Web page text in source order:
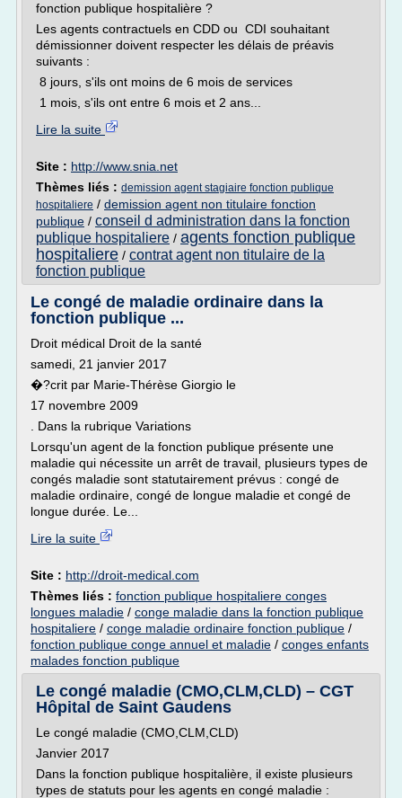
fonction publique hospitalière ?
Les agents contractuels en CDD ou CDI souhaitant
démissionner doivent respecter les délais de préavis
suivants :
8 jours, s'ils ont moins de 6 mois de services
1 mois, s'ils ont entre 6 mois et 2 ans...
Lire la suite
Site : http://www.snia.net
Thèmes liés : demission agent stagiaire fonction publique
hospitaliere / demission agent non titulaire fonction
publique / conseil d administration dans la fonction
publique hospitaliere / agents fonction publique
hospitaliere / contrat agent non titulaire de la
fonction publique
Le congé de maladie ordinaire dans la
fonction publique ...
Droit médical Droit de la santé
samedi, 21 janvier 2017
�?crit par Marie-Thérèse Giorgio le
17 novembre 2009
. Dans la rubrique Variations
Lorsqu'un agent de la fonction publique présente une
maladie qui nécessite un arrêt de travail, plusieurs types de
congés maladie sont statutairement prévus : congé de
maladie ordinaire, congé de longue maladie et congé de
longue durée. Le...
Lire la suite
Site : http://droit-medical.com
Thèmes liés : fonction publique hospitaliere conges
longues maladie / conge maladie dans la fonction publique
hospitaliere / conge maladie ordinaire fonction publique /
fonction publique conge annuel et maladie / conges enfants
malades fonction publique
Le congé maladie (CMO,CLM,CLD) – CGT
Hôpital de Saint Gaudens
Le congé maladie (CMO,CLM,CLD)
Janvier 2017
Dans la fonction publique hospitalière, il existe plusieurs
types de statuts pour les agents en congé maladie :